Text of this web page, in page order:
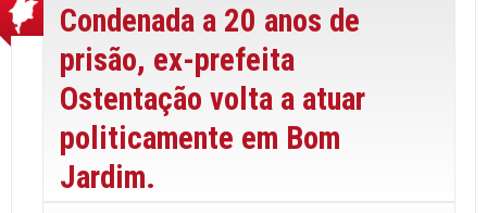
Condenada a 20 anos de
prisão, ex-prefeita
Ostentação volta a atuar
politicamente em Bom
Jardim.